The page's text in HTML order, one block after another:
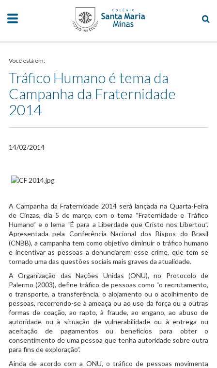
Você está em:
Tráfico Humano é tema da
Campanha da Fraternidade
2014
14/02/2014
A Campanha da Fraternidade 2014 será lançada na Quarta-Feira
de Cinzas, dia 5 de março, com o tema “Fraternidade e Tráfico
Humano” e o lema “É para a Liberdade que Cristo nos Libertou”.
Apresentada pela Conferência Nacional dos Bispos do Brasil
(CNBB), a campanha tem como objetivo diminuir o tráfico humano
e incentivar as pessoas a denunciarem esse crime, que tem se
tornado uma das questões sociais mais graves da atualidade.
A Organização das Nações Unidas (ONU), no Protocolo de
Palermo (2003), define tráfico de pessoas como “o recrutamento,
o transporte, a transferência, o alojamento ou o acolhimento de
pessoas, recorrendo-se à ameaça ou ao uso da força ou a outras
formas de coação, ao rapto, à fraude, ao engano, ao abuso de
autoridade ou à situação de vulnerabilidade ou à entrega ou
aceitação de pagamentos ou benefícios para obter o
consentimento de uma pessoa que tenha autoridade sobre outra
para fins de exploração”.
Ainda de acordo com a ONU, o tráfico de pessoas movimenta